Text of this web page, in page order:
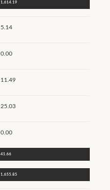
1,614.19
5.14
0.00
11.49
25.03
0.00
41.66
1,655.85